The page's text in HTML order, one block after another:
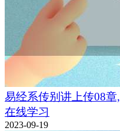
易经系传别讲上传08章
在线学习
2023-09-19